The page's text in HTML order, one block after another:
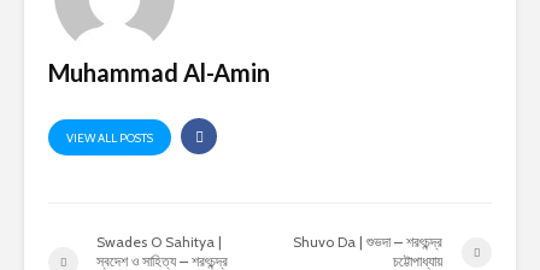
Muhammad Al-Amin
VIEW ALL POSTS
Swades O Sahitya |
স্বদেশ ও সাহিত্য – শরৎচন্দ্র
Shuvo Da | শুভদা – শরৎচন্দ্র
চট্টোপাধ্যায়